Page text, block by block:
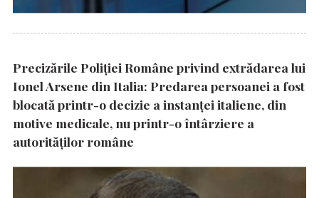
Precizările Poliţiei Române privind extrădarea lui
Ionel Arsene din Italia: Predarea persoanei a fost
blocată printr-o decizie a instanţei italiene, din
motive medicale, nu printr-o întârziere a
autorităţilor române